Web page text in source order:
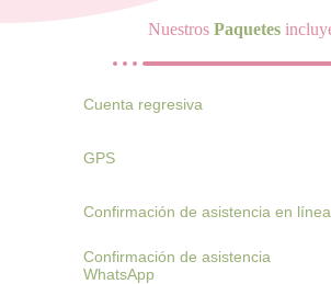
Nuestros Paquetes
Cuenta regresiva
GPS
Confirmación de asistencia en línea
Confirmación de asistencia
WhatsApp